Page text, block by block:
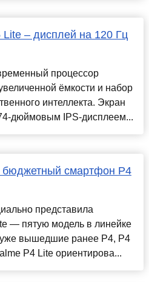
– дисплей на 120 Гц
процессор
ёмкости и набор
интеллекта. Экран
дюймовым IPS-дисплеем...
бюджетный смартфон P4
представила
— пятую модель в линейке
уже вышедшие ранее P4, P4
P4 Lite ориентирова...